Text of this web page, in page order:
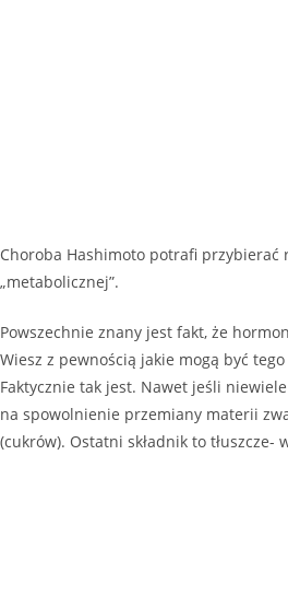
Choroba Hashimoto potrafi przybierać
„metabolicznej”.
Powszechnie znany jest fakt, że
Wiesz z pewnością jakie mogą być
Faktycznie tak jest. Nawet jeśli
na spowolnienie przemiany materii
(cukrów). Ostatni składnik to tłuszcze-